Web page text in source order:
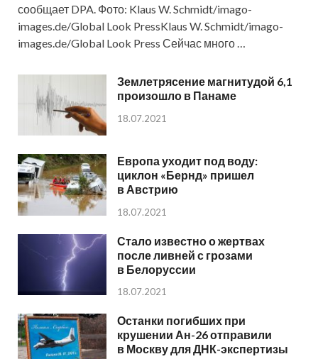
сообщает DPA. Фото: Klaus W. Schmidt/imago-
images.de/Global Look PressKlaus W. Schmidt/imago-
images.de/Global Look Press Сейчас много …
Землетрясение магнитудой 6,1
произошло в Панаме
18.07.2021
Европа уходит под воду:
циклон «Бернд» пришел
в Австрию
18.07.2021
Стало известно о жертвах
после ливней с грозами
в Белоруссии
18.07.2021
Останки погибших при
крушении Ан-26 отправили
в Москву для ДНК-экспертизы